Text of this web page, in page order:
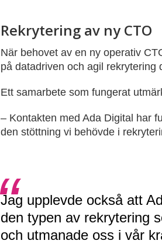
Rekrytering av ny CTO
När behovet av en ny operativ
på datadriven och agil rekrytering
Ett samarbete som fungerat
– Kontakten med Ada Digital har
den stöttning vi behövde i
Jag upplevde också att
den typen av rekrytering
och utmanade oss i vår